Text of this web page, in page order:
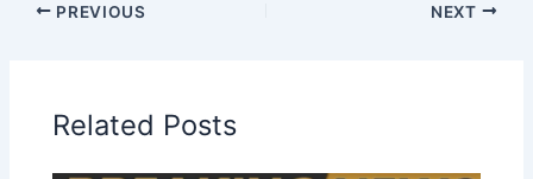
PREVIOUS NEXT
Related Posts